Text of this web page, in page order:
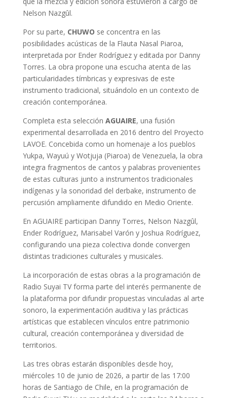
Nelson Nazgûl.
Por su parte, CHUWO se concentra en las
posibilidades acústicas de la Flauta Nasal Piaroa,
interpretada por Ender Rodríguez y editada por Danny
Torres. La obra propone una escucha atenta de las
particularidades tímbricas y expresivas de este
instrumento tradicional, situándolo en un contexto de
creación contemporánea.
Completa esta selección AGUAIRE, una fusión
experimental desarrollada en 2016 dentro del Proyecto
LAVOE. Concebida como un homenaje a los pueblos
Yukpa, Wayuú y Wotjuja (Piaroa) de Venezuela, la obra
integra fragmentos de cantos y palabras provenientes
de estas culturas junto a instrumentos tradicionales
indígenas y la sonoridad del derbake, instrumento de
percusión ampliamente difundido en Medio Oriente.
En AGUAIRE participan Danny Torres, Nelson Nazgûl,
Ender Rodríguez, Marisabel Varón y Joshua Rodríguez,
configurando una pieza colectiva donde convergen
distintas tradiciones culturales y musicales.
La incorporación de estas obras a la programación de
Radio Suyai TV forma parte del interés permanente de
la plataforma por difundir propuestas vinculadas al arte
sonoro, la experimentación auditiva y las prácticas
artísticas que establecen vínculos entre patrimonio
cultural, creación contemporánea y diversidad de
territorios.
Las tres obras estarán disponibles desde hoy,
miércoles 10 de junio de 2026, a partir de las 17:00
horas de Santiago de Chile, en la programación de